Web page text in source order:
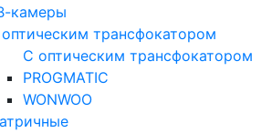
камеры
трансфокатором
С оптическим трансфокатором
PROGMATIC
WONWOO